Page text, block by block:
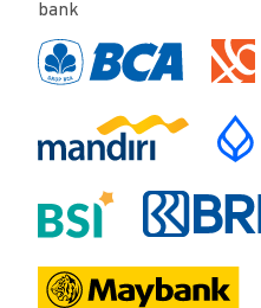
bank